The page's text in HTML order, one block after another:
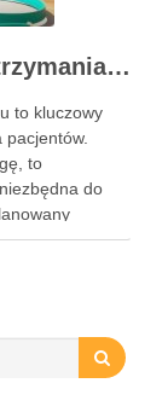
Rehabilitacja po operacji nietrzymania moczu – kluczowe informacje i ćwiczenia
to kluczowy
to
do
ćwiczenia oraz